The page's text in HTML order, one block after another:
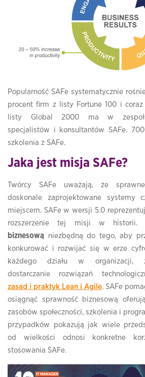
Popularność SAFe systematycznie
procent firm z listy Fortune 100 i
listy Global 2000 ma w
specjalistów i konsultantów SAFe.
szkolenia z SAFe.
Jaka jest misja SAFe?
Twórcy SAFe uważają, że
doskonale zaprojektowane systemy
miejscem. SAFe w wersji 5.0
rozszerzenie tej misji w historii.
biznesową niezbędną do tego, aby
konkurować i rozwijać się w erze
każdego działu w organizacji,
dostarczanie rozwiązań
zasad i praktyk Lean i Agile. SAFe
osiągnąć sprawność biznesową
zasobów społeczności, szkolenia i
przypadków pokazują jak wiele
od wielkości odnosi konkretne
stosowania SAFe.